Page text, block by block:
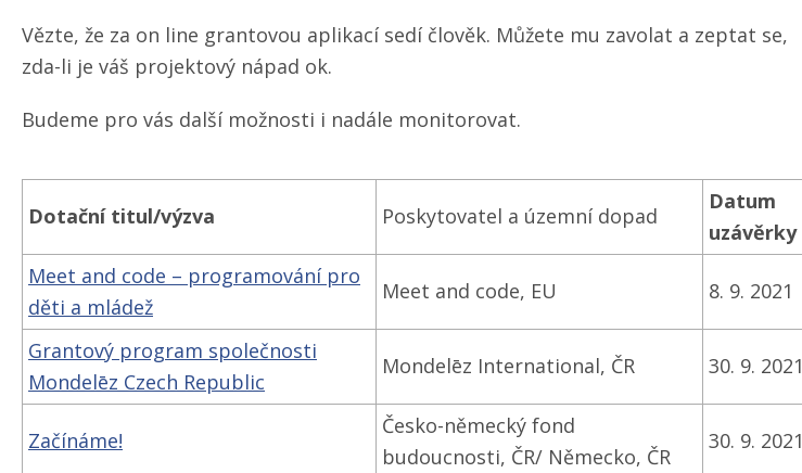
Vězte, že za on line grantovou aplikací sedí člověk. Můžete mu zavolat a zeptat se,
zda-li je váš projektový nápad ok.
Budeme pro vás další možnosti i nadále monitorovat.
Dotační titul/​výzva Poskytovatel a územní dopad
Datum
uzávěrky
Meet and code – programování pro
děti a mládež
Meet and code, EU 8. 9. 2021
Grantový program společnosti
Mondelēz Czech Republic
Mondelēz International, ČR 30. 9. 2021
Začínáme!
Česko-německý fond
budoucnosti, ČR/ Německo, ČR
30. 9. 2021